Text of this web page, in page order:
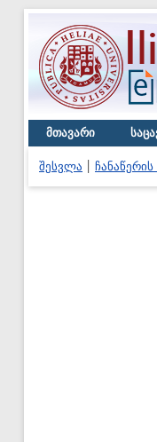
მთავარი
შესვლა ჩანაწერის